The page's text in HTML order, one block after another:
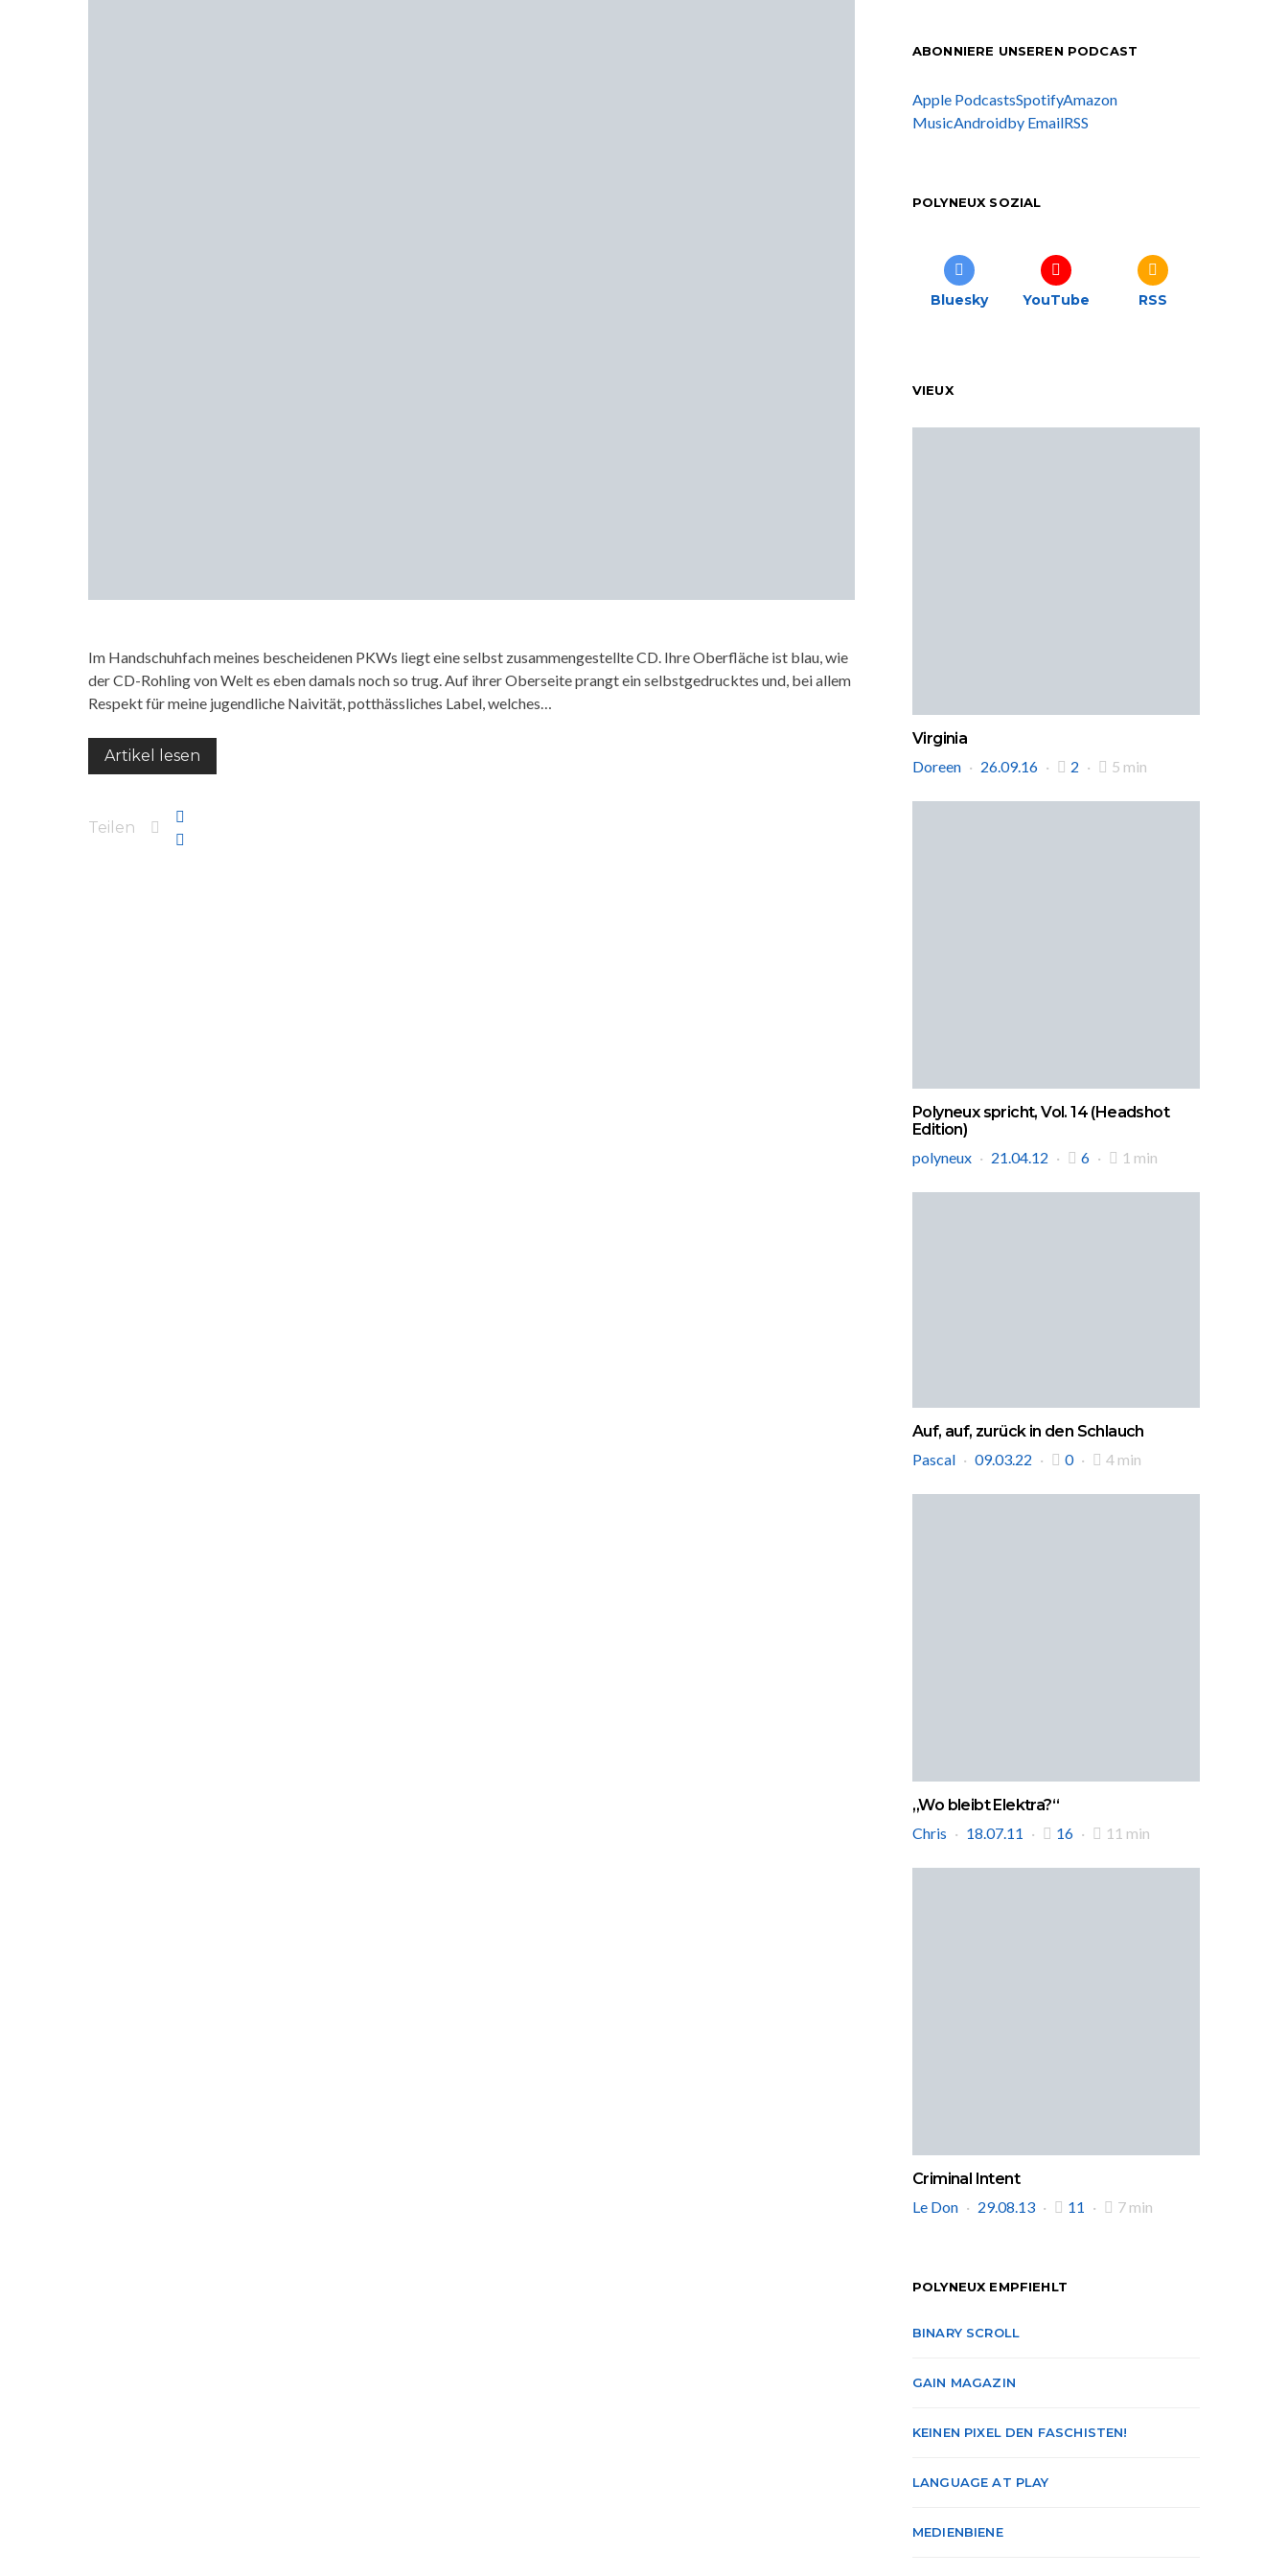
Im Handschuhfach meines bescheidenen PKWs liegt eine selbst zusammengestellte CD. Ihre Oberfläche ist blau, wie
der CD-Rohling von Welt es eben damals noch so trug. Auf ihrer Oberseite prangt ein selbstgedrucktes und, bei allem
Respekt für meine jugendliche Naivität, potthässliches Label, welches…
Artikel lesen
Teilen
ABONNIERE UNSEREN PODCAST
Apple PodcastsSpotifyAmazon
MusicAndroidby EmailRSS
POLYNEUX SOZIAL
Bluesky YouTube RSS
VIEUX
Virginia
Doreen
26.09.16 2 5 min
Polyneux spricht, Vol. 14 (Headshot
Edition)
polyneux
21.04.12 6 1 min
Auf, auf, zurück in den Schlauch
Pascal
09.03.22 0 4 min
„Wo bleibt Elektra?“
Chris
18.07.11 16 11 min
Criminal Intent
Le Don
29.08.13 11 7 min
POLYNEUX EMPFIEHLT
BINARY SCROLL
GAIN MAGAZIN
KEINEN PIXEL DEN FASCHISTEN!
LANGUAGE AT PLAY
MEDIENBIENE